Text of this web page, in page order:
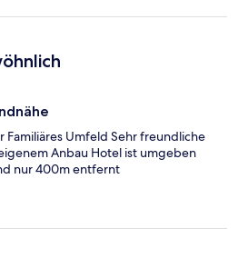
çok büyük zaman
sagladi.Kendisine ayrıca
olursak Kahvaltısı çok çeşitli
Akşam yemeklerini otelde
diyebilirim. Oda konusunda biz
ve temizdi bir sonraki gelisimizi
iyi ki sizleri tercih etmişiz
teşekkür ederiz.
Familiäres Umfeld Sehr freundliche
Anbau Hotel ist umgeben
nur 400m entfernt